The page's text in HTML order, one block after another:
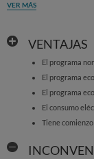
VER MÁS
VENTAJAS
El programa
El programa
El programa
El consumo
Tiene